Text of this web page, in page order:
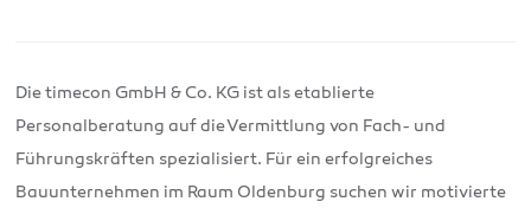
Die timecon GmbH & Co. KG ist als etablierte
Personalberatung auf die Vermittlung von Fach- und
Führungskräften spezialisiert. Für ein erfolgreiches
Bauunternehmen im Raum Oldenburg suchen wir motivierte